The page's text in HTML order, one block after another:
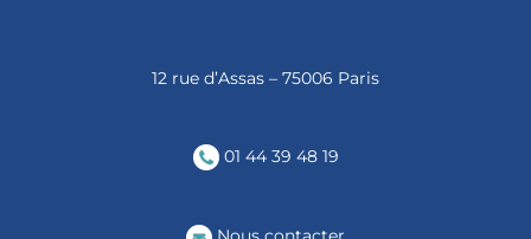
12 rue d’Assas – 75006 Paris
01 44 39 48 19